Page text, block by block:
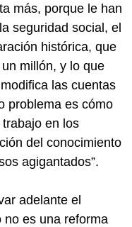
más, porque le han
seguridad social, el
histórica, que
millón, y lo que
las cuentas
problema es cómo
en los
del conocimiento
agigantados”.
adelante el
no es una reforma